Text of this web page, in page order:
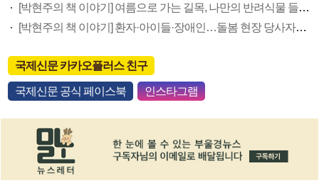
[박현주의 책 이야기] 여름으로 가는 길목, 나만의 반려식물 들이세요
[박현주의 책 이야기] 환자·아이들·장애인…돌봄 현장 당사자의 외침
국제신문 카카오플러스 친구
국제신문 공식 페이스북 인스타그램